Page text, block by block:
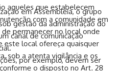
em Assembleia, o grupo
gestão da administração do
canal de comunicação
por exemplo, devem ser
aqueles que estabelecem
com a comunidade em
permanecer no local onde
este local ofereça quaisquer
sob a atenta vigilância e os
o disposto no Art. 28